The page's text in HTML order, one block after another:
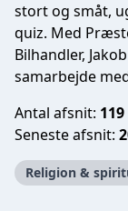
stort og småt,
quiz. Med
Bilhandler,
samarbejde
Antal afsnit: 119
Seneste afsnit:
Religion &